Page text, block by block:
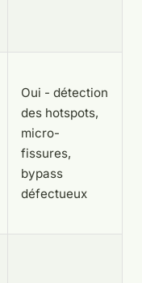
Oui - détection
des hotspots,
micro-
fissures,
bypass
défectueux